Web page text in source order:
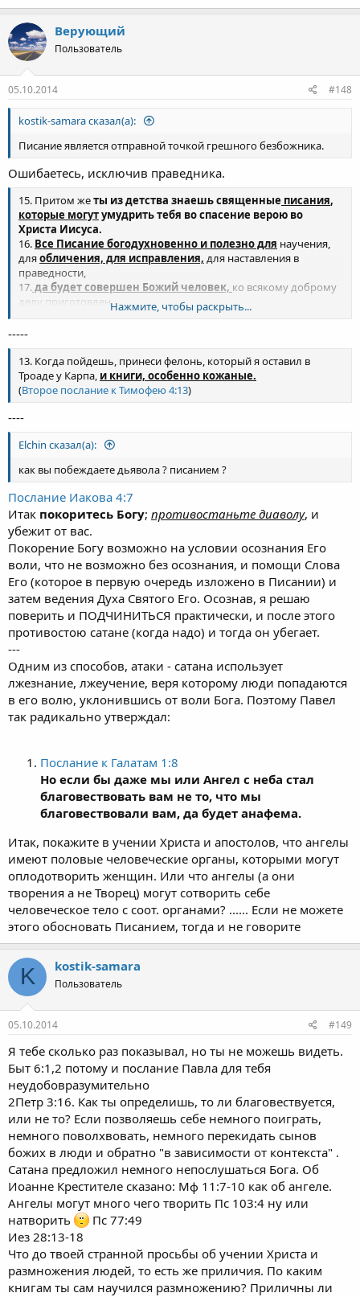
Верующий
Пользователь
05.10.2014 #148
kostik-samara сказал(а):
Писание является отправной точкой грешного безбожника.
Ошибаетесь, исключив праведника.
15. Притом жеты из детства знаешь священные писания,
которые могутумудрить тебя во спасение верою во
Христа Иисуса.
16. Все Писание богодухновенно и полезно для научения,
дляобличения, для исправления, для наставления в
праведности,
17.да будет совершен Божий человек, ко всякому доброму
делу приготовлен.
Второе послание к Тимофею 3:15-17
Нажмите, чтобы раскрыть...
-----
13. Когда пойдешь, принеси фелонь, который я оставил в
Троаде у Карпа, и книги, особенно кожаные.
(Второе послание к Тимофею 4:13)
----
Elchin сказал(а):
как вы побеждаете дьявола ? писанием ?
Послание Иакова 4:7
Итак покоритесь Богу; противостаньте диаволу, и
убежит от вас.
Покорение Богу возможно на условии осознания Его
воли, что не возможно без осознания, и помощи Слова
Его (которое в первую очередь изложено в Писании) и
затем ведения Духа Святого Его. Осознав, я решаю
поверить и ПОДЧИНИТЬСЯ практически, и после этого
противостою сатане (когда надо) и тогда он убегает.
---
Одним из способов, атаки - сатана использует
лжезнание, лжеучение, веря которому люди попадаются
в его волю, уклонившись от воли Бога. Поэтому Павел
так радикально утверждал:
Послание к Галатам 1:8
Но если бы даже мы или Ангел с неба стал
благовествовать вам не то, что мы
благовествовали вам, да будет анафема.
Итак, покажите в учении Христа и апостолов, что ангелы
имеют половые человеческие органы, которыми могут
оплодотворить женщин. Или что ангелы (а они
творения а не Творец) могут сотворить себе
человеческое тело с соот. органами? ...... Если не можете
этого обосновать Писанием, тогда и не говорите
K kostik-samara
Пользователь
05.10.2014 #149
Я тебе сколько раз показывал, но ты не можешь видеть.
Быт 6:1,2 потому и послание Павла для тебя
неудобовразумительно
2Петр 3:16. Как ты определишь, то ли благовествуется,
или не то? Если позволяешь себе немного поиграть,
немного поволхвовать, немного перекидать сынов
божих в люди и обратно "в зависимости от контекста" .
Сатана предложил немного непослушаться Бога. Об
Иоанне Крестителе сказано: Мф 11:7-10 как об ангеле.
Ангелы могут много чего творить Пс 103:4 ну или
натворить
Пс 77:49
Иез 28:13-18
Что до твоей странной просьбы об учении Христа и
размножения людей, то есть же приличия. По каким
книгам ты сам научился размножению? Приличны ли